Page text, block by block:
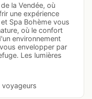
la Vendée, où
une expérience
Spa Bohème vous
où le confort
environnement
envelopper par
Les lumières
voyageurs